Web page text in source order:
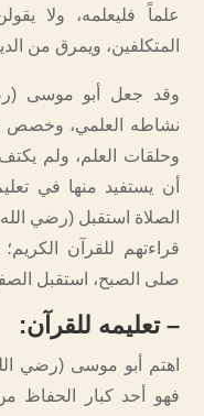
علماً فليعلمه، ولا
المتكلفين، ويمرق من
وقد جعل أبو موسى
نشاطه العلمي، وخصص
وحلقات العلم، ولم
أن يستفيد منها في
الصلاة استقبل (رضي
قراءتهم للقرآن
صلى الصبح، استقبل
–تعليمه للقرآن:
اهتم أبو موسى (رضي
فهو أحد كبار الحفاظ